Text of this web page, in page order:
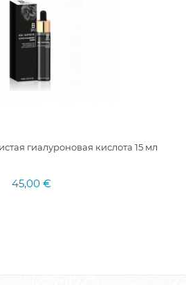
гиалуроновая кислота 15 мл
45,00 €